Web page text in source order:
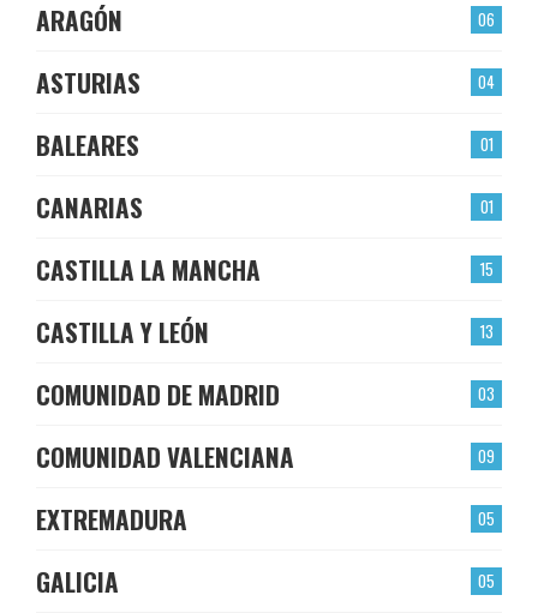
06
ARAGÓN
04
ASTURIAS
01
BALEARES
01
CANARIAS
15
CASTILLA LA MANCHA
13
CASTILLA Y LEÓN
03
COMUNIDAD DE MADRID
09
COMUNIDAD VALENCIANA
05
EXTREMADURA
05
GALICIA